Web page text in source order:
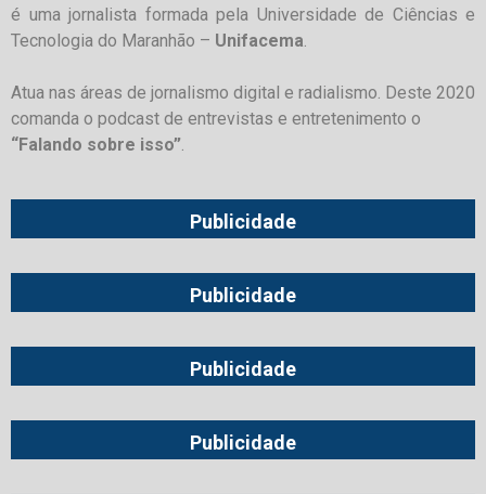
é uma jornalista formada pela Universidade de Ciências e
Tecnologia do Maranhão – Unifacema.
Atua nas áreas de jornalismo digital e radialismo. Deste 2020
comanda o podcast de entrevistas e entretenimento o
“Falando sobre isso”.
Publicidade
Publicidade
Publicidade
Publicidade